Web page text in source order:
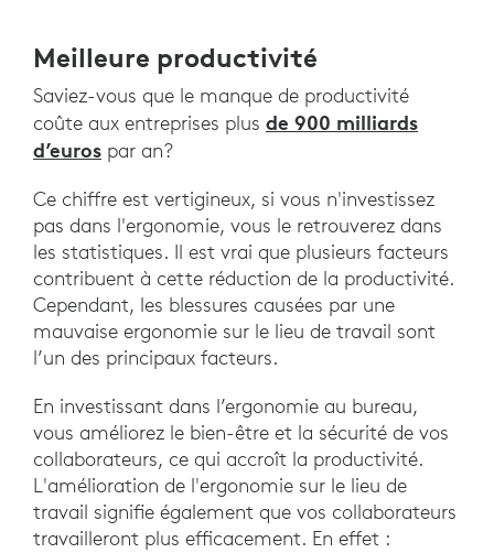
Meilleure productivité
Saviez-vous que le manque de productivité
coûte aux entreprises plus de 900 milliards
d’euros par an?
Ce chiffre est vertigineux, si vous n'investissez
pas dans l'ergonomie, vous le retrouverez dans
les statistiques. Il est vrai que plusieurs facteurs
contribuent à cette réduction de la productivité.
Cependant, les blessures causées par une
mauvaise ergonomie sur le lieu de travail sont
l’un des principaux facteurs.
En investissant dans l’ergonomie au bureau,
vous améliorez le bien-être et la sécurité de vos
collaborateurs, ce qui accroît la productivité.
L'amélioration de l'ergonomie sur le lieu de
travail signifie également que vos collaborateurs
travailleront plus efficacement. En effet :